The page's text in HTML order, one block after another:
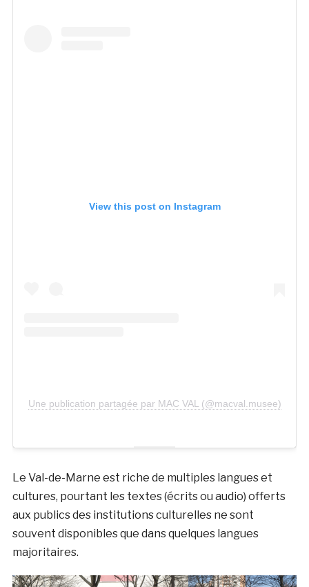
View this post on Instagram
Une publication partagée par MAC VAL (@macval.musee)
Le Val-de-Marne est riche de multiples langues et
cultures, pourtant les textes (écrits ou audio) offerts
aux publics des institutions culturelles ne sont
souvent disponibles que dans quelques langues
majoritaires.